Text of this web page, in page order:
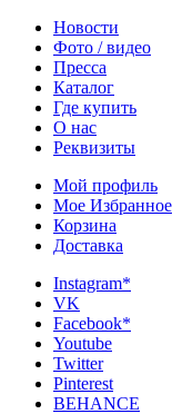
Новости
Фото / видео
Пресса
Каталог
Где купить
О нас
Реквизиты
Мой профиль
Мое Избранное
Корзина
Доставка
Instagram*
VK
Facebook*
Youtube
Twitter
Pinterest
BEHANCE